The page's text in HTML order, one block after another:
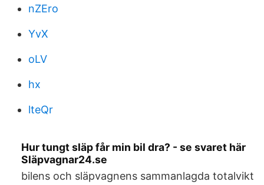
nZEro
YvX
oLV
hx
lteQr
Hur tungt släp får min bil dra? - se svaret här
Släpvagnar24.se
bilens och släpvagnens sammanlagda totalvikt